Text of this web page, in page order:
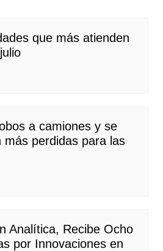
que más atienden
a camiones y se
más perdidas para las
Analítica, Recibe Ocho
por Innovaciones en